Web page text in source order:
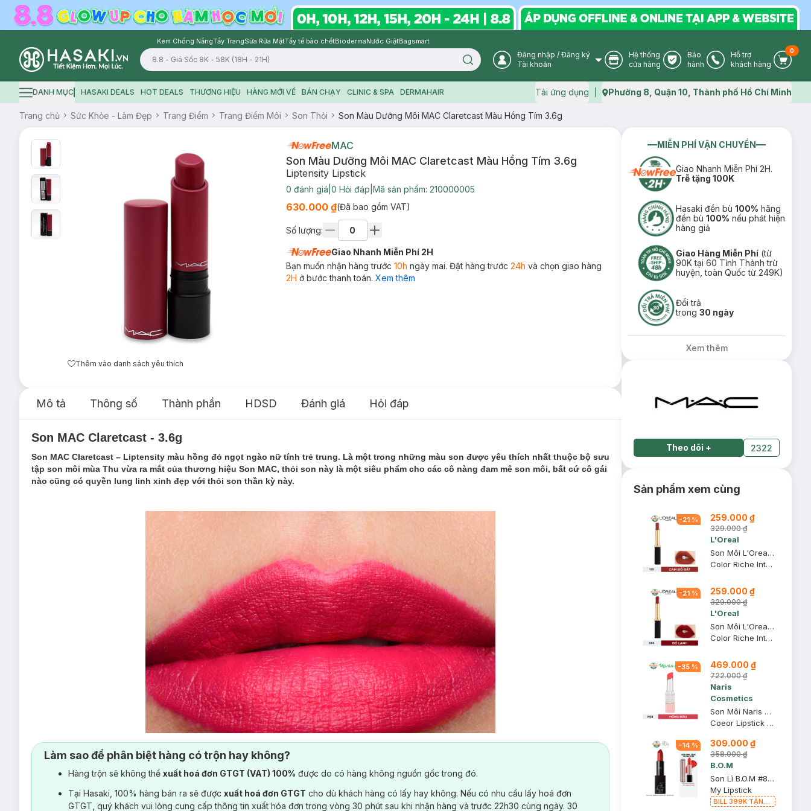
Kem Chống NắngTẩy TrangSữa Rửa MặtTẩy tế bào chếtBiodermaNước GiặtBagsmart
Logo
Search icon User Icon
Đăng nhập / Đăng ký
Tài khoản
Store Icon
Hệ thống
cửa hàng
Warranty Icon
Bảo
hành
Phone Icon
Hỗ trợ
khách hàng
Cart
0
Hamburger icon
DANH MỤC HASAKI DEALS HOT DEALS THƯƠNG HIỆU HÀNG MỚI VỀ BÁN CHẠY CLINIC & SPA DERMAHAIR Tải ứng dụng Map icon
Phường 8, Quận 10, Thành phố Hồ Chí Minh
Trang chủ Sức Khỏe - Làm Đẹp Trang Điểm Trang Điểm Môi Son Thỏi Son Màu Dưỡng Môi MAC Claretcast Màu Hồng Tím 3.6g
Thêm vào danh sách yêu thích
MAC
Son Màu Dưỡng Môi MAC Claretcast Màu Hồng Tím 3.6g
Liptensity Lipstick
0 đánh giá 0 Hỏi đáp Mã sản phẩm: 210000005
630.000 ₫(Đã bao gồm VAT)
Số lượng:
Giao Nhanh Miễn Phí 2H
Bạn muốn nhận hàng trước 10h ngày mai. Đặt hàng trước 24h và chọn giao hàng
2H ở bước thanh toán. Xem thêm
Mô tả Thông số Thành phần HDSD Đánh giá Hỏi đáp
Son MAC Claretcast - 3.6g
Son MAC Claretcast – Liptensity màu hồng đỏ ngọt ngào nữ tính trẻ trung. Là một trong những màu son được yêu thích nhất thuộc bộ sưu
tập son môi mùa Thu vừa ra mắt của thương hiệu Son MAC, thỏi son này là một siêu phẩm cho các cô nàng đam mê son môi, bất cứ cô gái
nào cũng có quyền lung linh xinh đẹp với thỏi son thần kỳ này.
Làm sao để phân biệt hàng có trộn hay không?
Hàng trộn sẽ không thể xuất hoá đơn GTGT (VAT) 100% được do có hàng không nguồn gốc trong đó.
Tại Hasaki, 100% hàng bán ra sẽ được xuất hoá đơn GTGT cho dù khách hàng có lấy hay không. Nếu có nhu cầu lấy hoá đơn
GTGT, quý khách vui lòng cung cấp thông tin xuất hóa đơn trong vòng 30 phút sau khi nhận hàng và trước 22h30 cùng ngày. 30
MIỄN PHÍ VẬN CHUYỂN
Giao Nhanh Miễn Phí 2H.
Trễ tặng 100K
Hasaki đền bù100% hãng
đền bù100% nếu phát hiện
hàng giả
Giao Hàng Miễn Phí (từ
90K tại 60 Tỉnh Thành trừ
huyện, toàn Quốc từ 249K)
Đổi trả
trong30 ngày
Xem thêm
Theo dõi + 2322
Sản phẩm xem cùng
-21% 259.000 ₫
329.000 ₫
L'Oreal
Son Môi L'Oreal Mịn Lì 129 I Lead - Cam Đỏ Đất 1.7g
Color Riche Intense Volume Matte
-21% 259.000 ₫
329.000 ₫
L'Oreal
Son Môi L'Oreal Mịn Lì Căng Mướt 666 I Win - Đỏ Lạnh 1.7g
Color Riche Intense Volume Matte
-35% 469.000 ₫
722.000 ₫
Naris
Cosmetics
Son Môi Naris Cosmetics Coeor P03 Hồng Đào 3.2g
Coeor Lipstick P03
-14 % 309.000 ₫
358.000 ₫
B.O.M
Son Lì B.O.M #808 My Warm Red - Đỏ Đất 3.5g
My Lipstick
BILL 399K TẶNG